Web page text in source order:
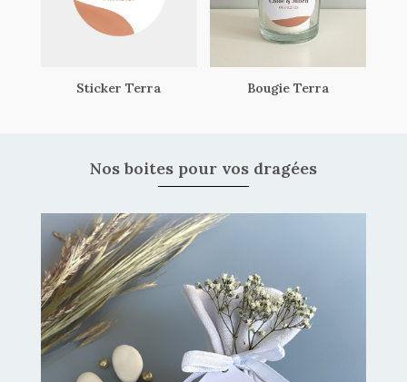
Sticker Terra Bougie Terra
Nos boites pour vos dragées